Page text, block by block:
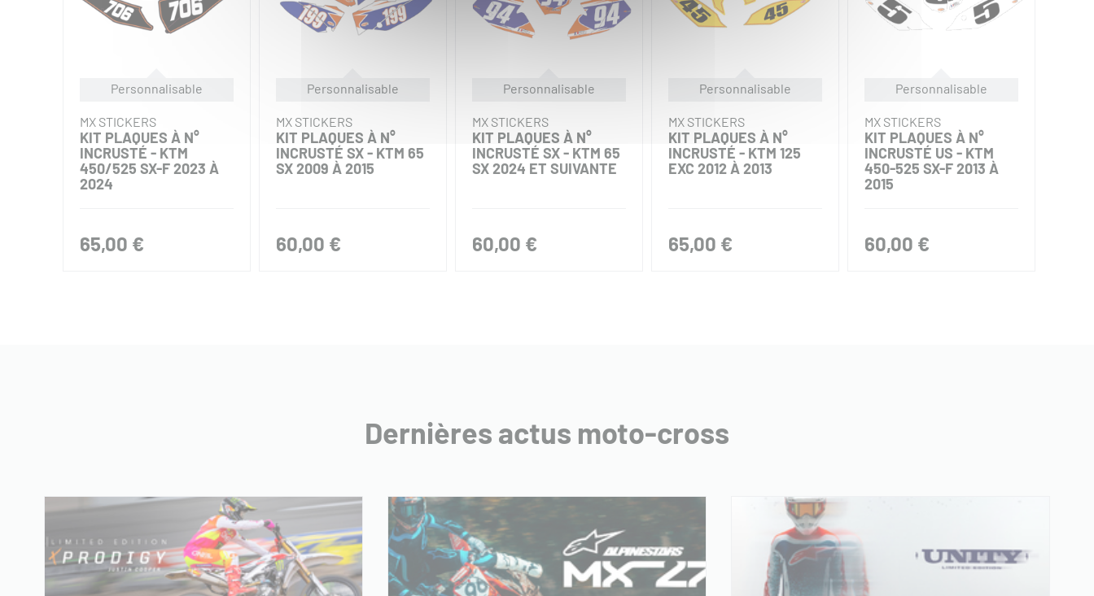
Personnalisable
MX STICKERS
KIT PLAQUES À N°
INCRUSTÉ - KTM
450/525 SX-F 2023 À
2024
65,00 €
Personnalisable
MX STICKERS
KIT PLAQUES À N°
INCRUSTÉ SX - KTM 65
SX 2009 À 2015
60,00 €
Personnalisable
MX STICKERS
KIT PLAQUES À N°
INCRUSTÉ SX - KTM 65
SX 2024 ET SUIVANTE
60,00 €
Personnalisable
MX STICKERS
KIT PLAQUES À N°
INCRUSTÉ - KTM 125
EXC 2012 À 2013
65,00 €
Personnalisable
MX STICKERS
KIT PLAQUES À N°
INCRUSTÉ US - KTM
450-525 SX-F 2013 À
2015
60,00 €
Dernières actus moto-cross